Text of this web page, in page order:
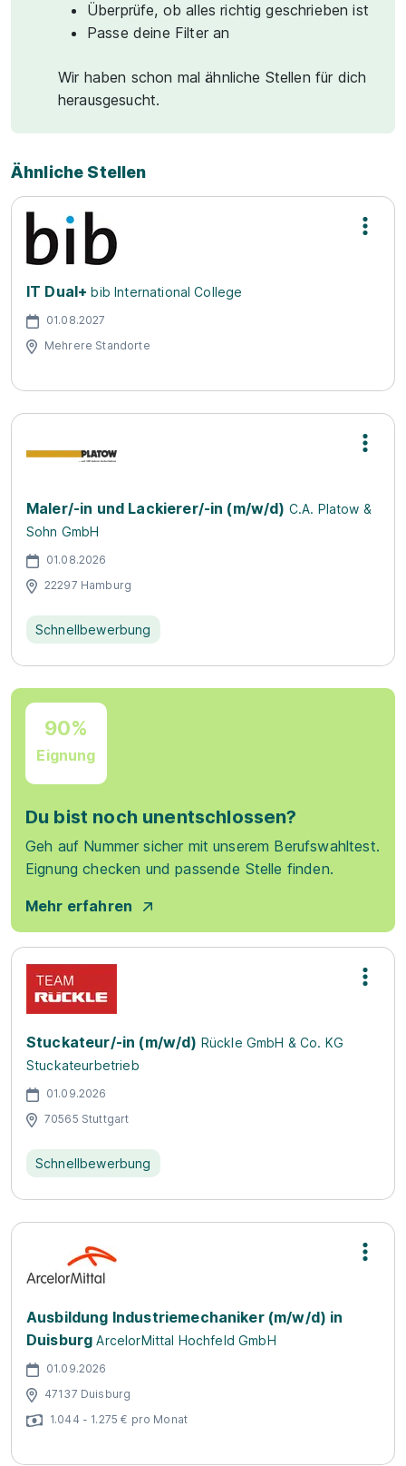
Überprüfe, ob alles richtig geschrieben ist
Passe deine Filter an
Wir haben schon mal ähnliche Stellen für dich
herausgesucht.
Ähnliche Stellen
IT Dual+ bib International College
01.08.2027
Mehrere Standorte
Maler/-in und Lackierer/-in (m/w/d) C.A. Platow &
Sohn GmbH
01.08.2026
22297 Hamburg
Schnellbewerbung
90%
Eignung
Du bist noch unentschlossen?
Geh auf Nummer sicher mit unserem Berufswahltest.
Eignung checken und passende Stelle finden.
Mehr erfahren
Stuckateur/-in (m/w/d) Rückle GmbH & Co. KG
Stuckateurbetrieb
01.09.2026
70565 Stuttgart
Schnellbewerbung
Ausbildung Industriemechaniker (m/w/d) in
Duisburg ArcelorMittal Hochfeld GmbH
01.09.2026
47137 Duisburg
1.044 - 1.275 € pro Monat